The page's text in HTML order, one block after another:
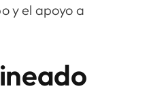
y el apoyo a